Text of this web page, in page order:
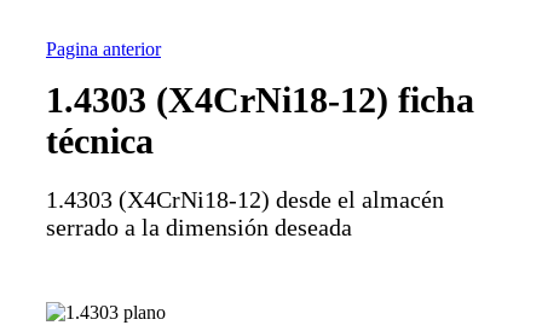
Pagina anterior
1.4303 (X4CrNi18-12) ficha
técnica
1.4303 (X4CrNi18-12) desde el almacén
serrado a la dimensión deseada